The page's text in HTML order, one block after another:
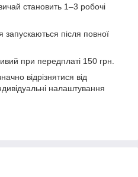
становить 1–3 робочі
запускаються після повної
при передплаті 150 грн.
відрізнятися від
налаштування